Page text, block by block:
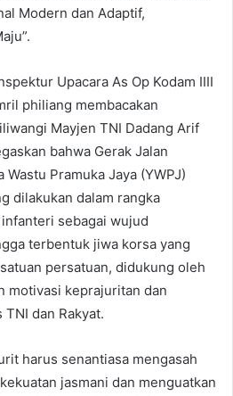
Modern dan Adaptif,
Upacara As Op Kodam IIII
philiang membacakan
Mayjen TNI Dadang Arif
bahwa Gerak Jalan
Pramuka Jaya (YWPJ)
dilakukan dalam rangka
sebagai wujud
terbentuk jiwa korsa yang
persatuan, didukung oleh
motivasi keprajuritan dan
dan Rakyat.
harus senantiasa mengasah
jasmani dan menguatkan